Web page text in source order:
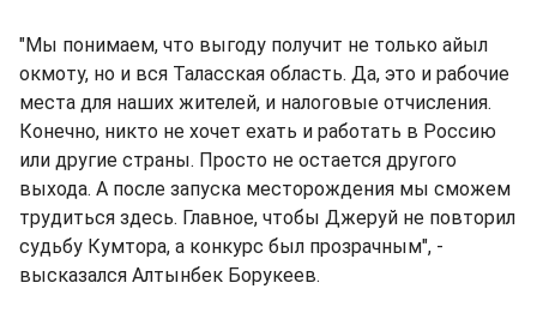
"Мы понимаем, что выгоду получит не только айыл
окмоту, но и вся Таласская область. Да, это и рабочие
места для наших жителей, и налоговые отчисления.
Конечно, никто не хочет ехать и работать в Россию
или другие страны. Просто не остается другого
выхода. А после запуска месторождения мы сможем
трудиться здесь. Главное, чтобы Джеруй не повторил
судьбу Кумтора, а конкурс был прозрачным", -
высказался Алтынбек Борукеев.